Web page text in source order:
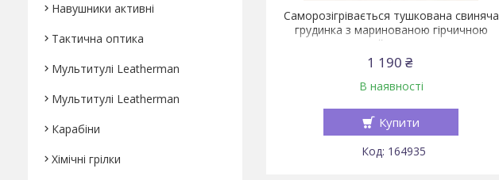
Саморозігрівається тушкована свиняча
грудинка з маринованою гірчичною
зеленню й рисом, 360 г
1 190 ₴
В наявності
Купити
164935
Навушники активні
Тактична оптика
Мультитулі Leatherman
Мультитулі Leatherman
Карабіни
Хімічні грілки